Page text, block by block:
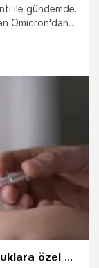
ile gündemde.
Omicron'dan
Pfizer-BioNTech'ten 5 yaş altı çocuklara özel aşı geliyor